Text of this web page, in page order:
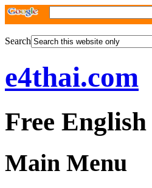
Search
e4thai.com
Free
Main Menu